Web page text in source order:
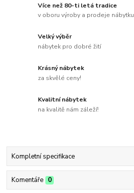
Více než 80-ti letá tradice
v oboru výroby a prodeje nábytku
Velký výběr
nábytek pro dobré žití
Krásný nábytek
za skvělé ceny!
Kvalitní nábytek
na kvalitě nám záleží!
Kompletní specifikace
Komentáře 0